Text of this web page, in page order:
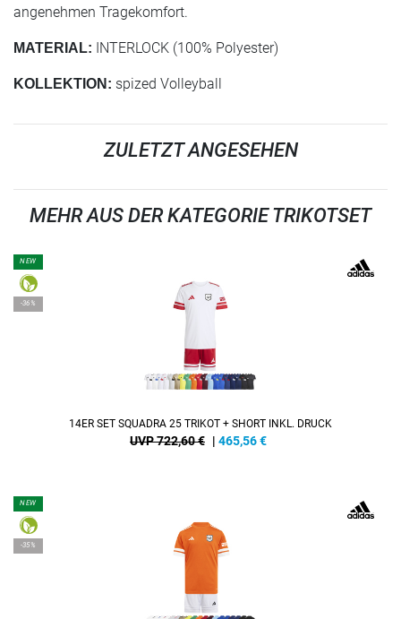
angenehmen Tragekomfort.
MATERIAL: INTERLOCK (100% Polyester)
KOLLEKTION: spized Volleyball
ZULETZT ANGESEHEN
MEHR AUS DER KATEGORIE TRIKOTSET
NEW
-36%
14ER SET SQUADRA 25 TRIKOT + SHORT INKL. DRUCK
UVP 722,60 € | 465,56€
NEW
-35%